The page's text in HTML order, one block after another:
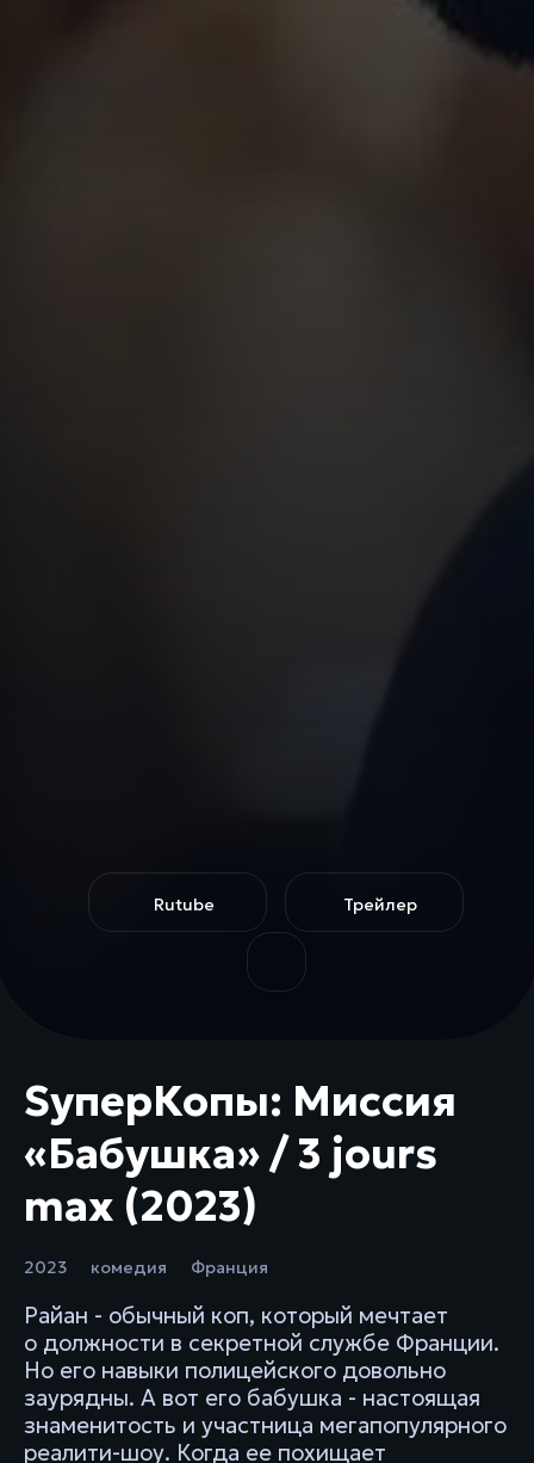
Rutube Трейлер
SуперКопы: Миссия
«Бабушка» / 3 jours
max (2023)
2023 комедия Франция
Райан - обычный коп, который мечтает
о должности в секретной службе Франции.
Но его навыки полицейского довольно
заурядны. А вот его бабушка - настоящая
знаменитость и участница мегапопулярного
реалити-шоу. Когда ее похищает